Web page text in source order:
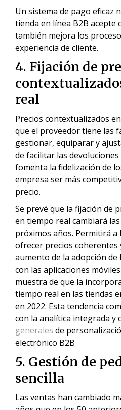
Un sistema de pago eficaz
tienda en línea B2B acepte
también mejora los
experiencia de cliente.
4. Fijación de
real
Precios contextualizados
que el proveedor tiene las
gestionar, equiparar y
de facilitar las
fomenta la fidelización de
empresa ser más
precio.
Se prevé que la fijación de
en tiempo real cambiará
próximos años. Permitirá a
ofrecer precios coherentes
aumento de la adopción
con las aplicaciones
muestra de que la
tiempo real en las tiendas
en 2022. Esta tendencia
con la analítica integrada y
generales de
electrónico B2B
5. Gestión de
sencilla
Las ventas han cambiado